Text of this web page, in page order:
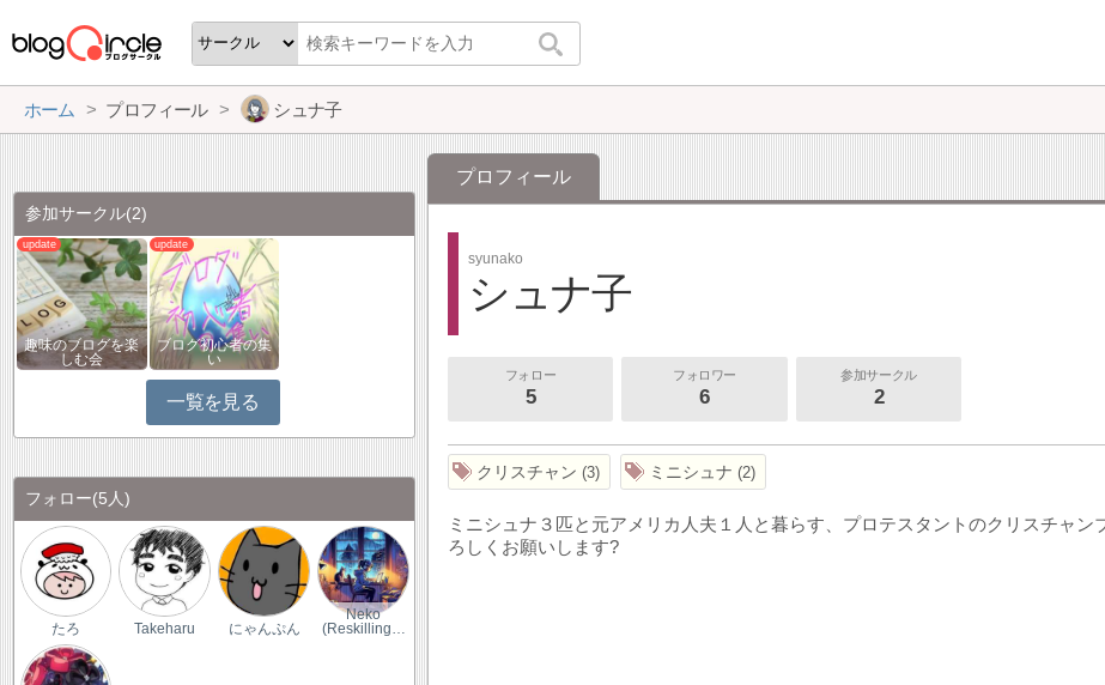
ホーム プロフィール シュナ子
プロフィール
syunako
シュナ子
フォロー
5
フォロワー
6
参加サークル
2
クリスチャン 3 ミニシュナ 2
ミニシュナ３匹と元アメリカ人夫１人と暮らす、プロテスタントのクリスチャン
ろしくお願いします?
参加サークル(2)
趣味のブログを楽
しむ会
ブログ初心者の集
い
一覧を見る
フォロー(5人)
たろ Takeharu にゃんぷん
Neko
(Reskilling…